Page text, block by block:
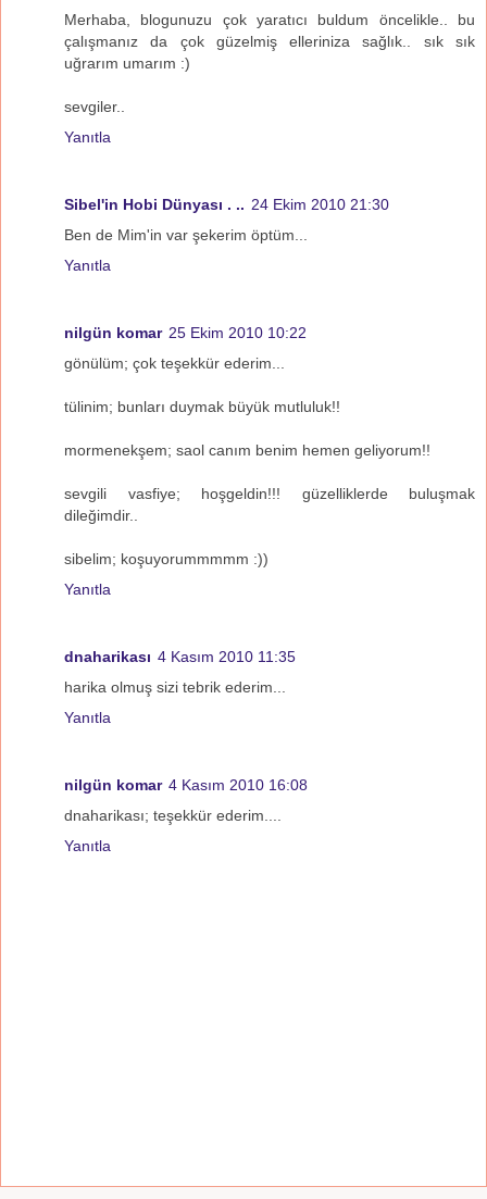
Merhaba, blogunuzu çok yaratıcı buldum öncelikle.. bu
çalışmanız da çok güzelmiş elleriniza sağlık.. sık sık
uğrarım umarım :)
sevgiler..
Yanıtla
Sibel'in Hobi Dünyası . .. 24 Ekim 2010 21:30
Ben de Mim'in var şekerim öptüm...
Yanıtla
nilgün komar 25 Ekim 2010 10:22
gönülüm; çok teşekkür ederim...
tülinim; bunları duymak büyük mutluluk!!
mormenekşem; saol canım benim hemen geliyorum!!
sevgili vasfiye; hoşgeldin!!! güzelliklerde buluşmak
dileğimdir..
sibelim; koşuyorummmmm :))
Yanıtla
dnaharikası 4 Kasım 2010 11:35
harika olmuş sizi tebrik ederim...
Yanıtla
nilgün komar 4 Kasım 2010 16:08
dnaharikası; teşekkür ederim....
Yanıtla